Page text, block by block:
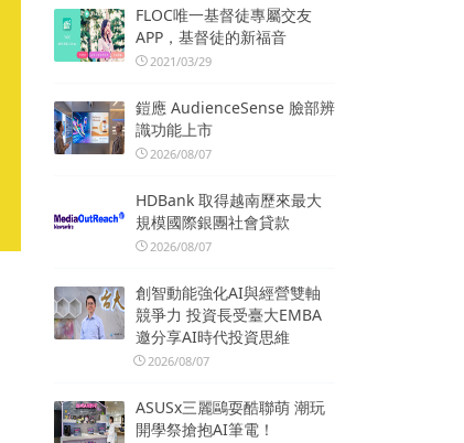
FLOC唯一基督徒專屬交友
APP，基督徒的新福音
2021/03/29
鎧應 AudienceSense 臉部辨
識功能上市
2026/08/07
HDBank 取得越南歷來最大
規模國際銀團社會貸款
2026/08/07
創智動能強化AI與經營雙軸
競爭力 投資長受臺大EMBA
邀分享AI時代投資思維
2026/08/07
ASUSx三麗鷗耍酷聯萌 潮玩
開學祭搶抱AI筆電！